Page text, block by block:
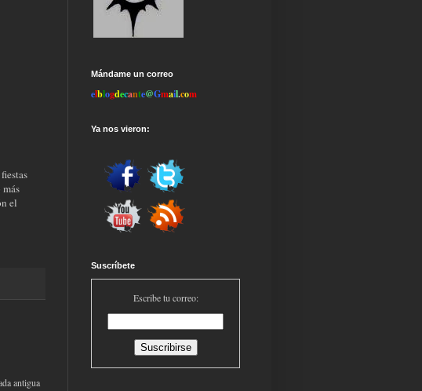
el
antigua
Mándame un correo
elblogdecante@Gmail.com
Ya nos vieron:
Suscríbete
Escribe tu correo: